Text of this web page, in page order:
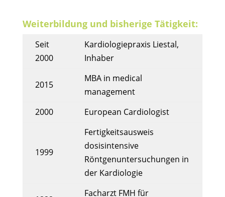
Weiterbildung und bisherige Tätigkeit:
Seit
2000
Kardiologiepraxis Liestal,
Inhaber
2015
MBA in medical
management
2000
European Cardiologist
1999
Fertigkeitsausweis
dosisintensive
Röntgenuntersuchungen in
der Kardiologie
Facharzt FMH für